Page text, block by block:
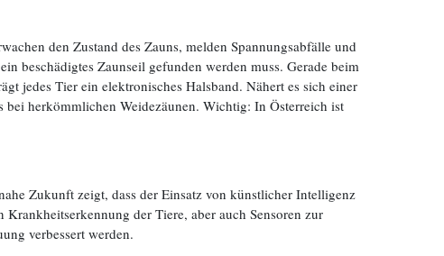
den Zustand des Zauns, melden Spannungsabfälle und
beschädigtes Zaunseil gefunden werden muss. Gerade beim
jedes Tier ein elektronisches Halsband. Nähert es sich einer
herkömmlichen Weidezäunen. Wichtig: In Österreich ist
Zukunft zeigt, dass der Einsatz von künstlicher Intelligenz
der Tiere, aber auch Sensoren zur
verbessert werden.